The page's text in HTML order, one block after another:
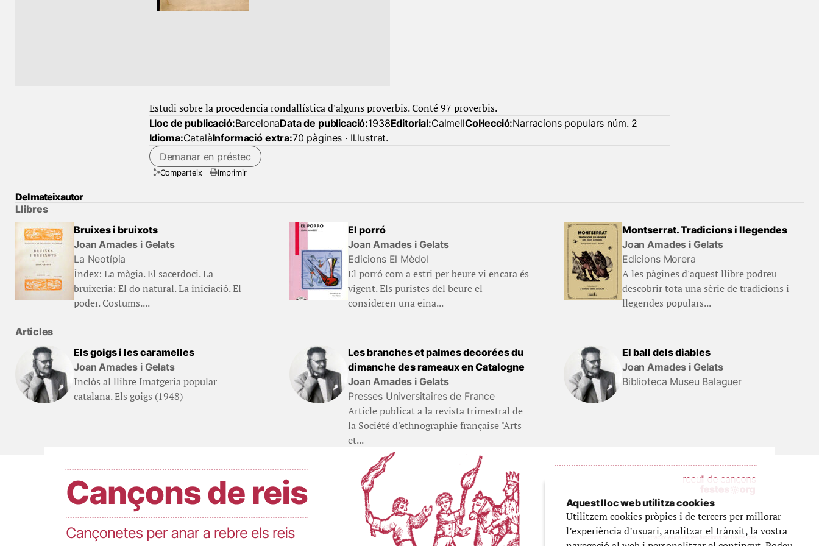
Estudi sobre la procedencia rondallística d'alguns proverbis. Conté 97 proverbis.
Lloc de publicació:BarcelonaData de publicació:1938Editorial:CalmellCol·lecció:Narracions populars núm. 2
Idioma:CatalàInformació extra:70 pàgines · Il.lustrat.
Demanar en préstec
Comparteix Imprimir
Del mateix autor
Llibres
Bruixes i bruixots
Joan Amades i Gelats
La Neotípia
Índex: La màgia. El sacerdoci. La
bruixeria: El do natural. La iniciació. El
poder. Costums....
El porró
Joan Amades i Gelats
Edicions El Mèdol
El porró com a estri per beure vi encara és
vigent. Els puristes del beure el
consideren una eina...
Montserrat. Tradicions i llegendes
Joan Amades i Gelats
Edicions Morera
A les pàgines d'aquest llibre podreu
descobrir tota una sèrie de tradicions i
llegendes populars...
Articles
Els goigs i les caramelles
Joan Amades i Gelats
Inclòs al llibre Imatgeria popular
catalana. Els goigs (1948)
Les branches et palmes decorées du
dimanche des rameaux en Catalogne
Joan Amades i Gelats
Presses Universitaires de France
Article publicat a la revista trimestral de
la Société d'ethnographie française "Arts
et...
El ball dels diables
Joan Amades i Gelats
Biblioteca Museu Balaguer
Aquest lloc web utilitza cookies
Utilitzem cookies pròpies i de tercers per millorar
l’experiència d’usuari, analitzar el trànsit, la vostra